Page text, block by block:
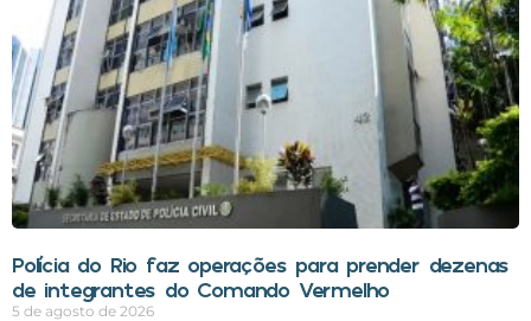
Polícia do Rio faz operações para prender dezenas
de integrantes do Comando Vermelho
5 de agosto de 2026